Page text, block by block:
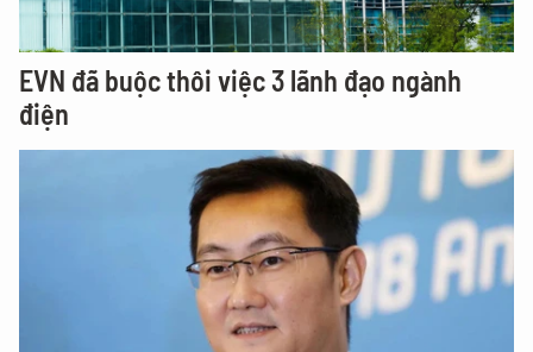
EVN đã buộc thôi việc 3 lãnh đạo ngành
điện